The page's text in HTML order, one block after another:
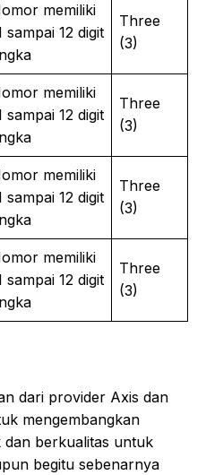
memiliki
sampai 12 digit
Three
(3)
memiliki
sampai 12 digit
Three
(3)
memiliki
sampai 12 digit
Three
(3)
memiliki
sampai 12 digit
Three
(3)
dari provider Axis dan
mengembangkan
berkualitas untuk
begitu sebenarnya